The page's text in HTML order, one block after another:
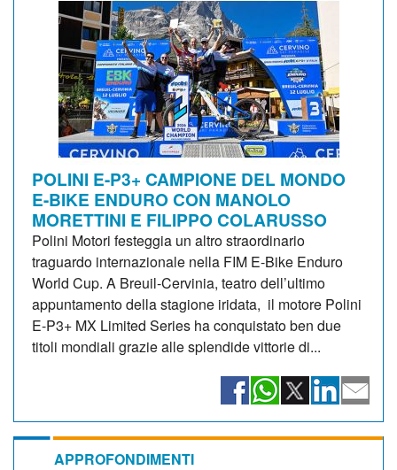
POLINI E-P3+ CAMPIONE DEL MONDO
E-BIKE ENDURO CON MANOLO
MORETTINI E FILIPPO COLARUSSO
Polini Motori festeggia un altro straordinario
traguardo internazionale nella FIM E-Bike Enduro
World Cup. A Breuil-Cervinia, teatro dell’ultimo
appuntamento della stagione iridata, il motore Polini
E-P3+ MX Limited Series ha conquistato ben due
titoli mondiali grazie alle splendide vittorie di...
APPROFONDIMENTI